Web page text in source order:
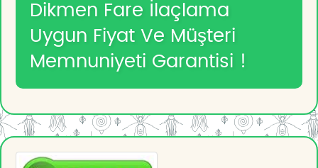
Dikmen Fare İlaçlama
Uygun Fiyat Ve Müşteri
Memnuniyeti Garantisi !